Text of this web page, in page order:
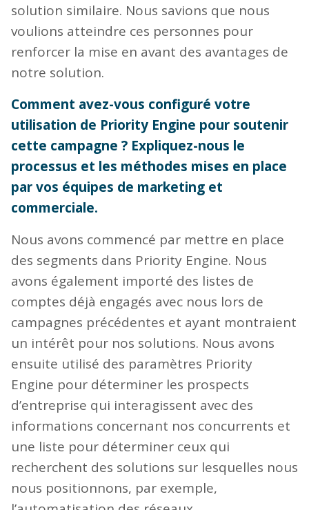
solution similaire. Nous savions que nous
voulions atteindre ces personnes pour
renforcer la mise en avant des avantages de
notre solution.
Comment avez-vous configuré votre
utilisation de Priority Engine pour soutenir
cette campagne ? Expliquez-nous le
processus et les méthodes mises en place
par vos équipes de marketing et
commerciale.
Nous avons commencé par mettre en place
des segments dans Priority Engine. Nous
avons également importé des listes de
comptes déjà engagés avec nous lors de
campagnes précédentes et ayant montraient
un intérêt pour nos solutions. Nous avons
ensuite utilisé des paramètres Priority
Engine pour déterminer les prospects
d’entreprise qui interagissent avec des
informations concernant nos concurrents et
une liste pour déterminer ceux qui
recherchent des solutions sur lesquelles nous
nous positionnons, par exemple,